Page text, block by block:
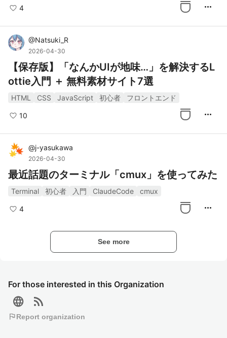
For those interested in this Organization
language rss_feed
flagReport organization
4 more_horiz
@Natsuki_R
2026-04-30
【保存版】「なんかUIが地味…」を解決するL
ottie入門 ＋ 無料素材サイト7選
HTML CSS JavaScript 初心者 フロントエンド
10 more_horiz
@j-yasukawa
2026-04-30
最近話題のターミナル「cmux」を使ってみた
Terminal 初心者 入門 ClaudeCode cmux
4 more_horiz
See more